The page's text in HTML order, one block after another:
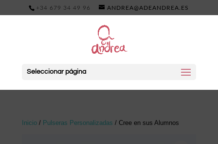
+34 679 34 49 96 ANDREA@ADEANDREA.ES
Seleccionar página
Inicio/ Pulseras Personalizadas / Cree en sus Alumnos